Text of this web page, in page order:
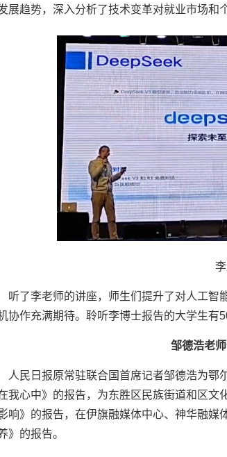
展趋势，深入分析了技术变革对就业市场和
听了李老师的讲座，师生们提升了对人工智
协作充满期待。聆听李博士报告的大学生有
邹德浩老
人民日报原常驻联合国首席记者邹德浩为鄂
我心中》的报告，为东胜区民族街道和区文
响》的报告，在伊旗融媒体中心、神华融媒
》的报告。